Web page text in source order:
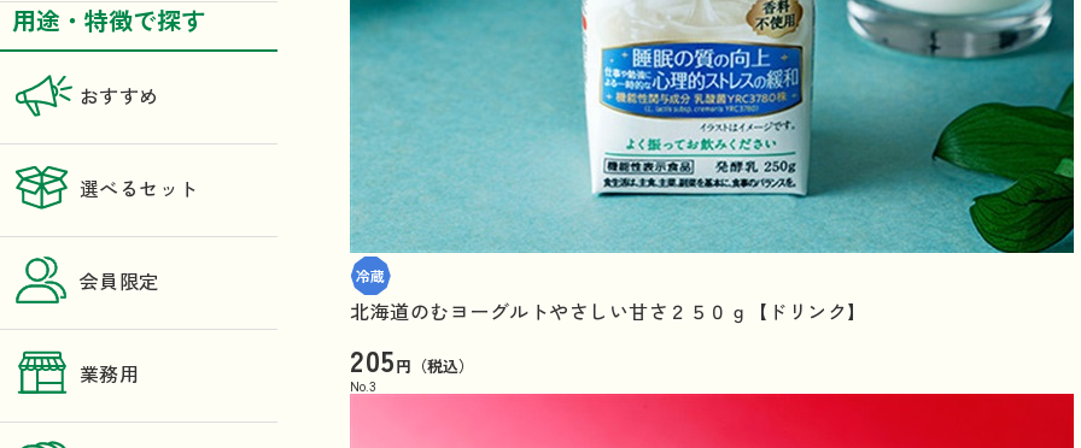
用途・特徴で探す
おすすめ
選べるセット
会員限定
業務用
北海道のむヨーグルトやさしい甘さ２５０ｇ【ドリンク】
205円（税込）
No.3